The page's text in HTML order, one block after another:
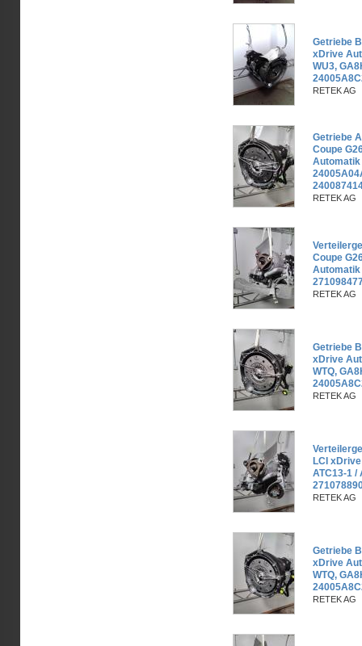
Getriebe
xDrive
WU3,
RETEK AG
Getriebe
Coupe
Automatik
RETEK AG
Coupe
Automatik
RETEK AG
Getriebe
xDrive
WTQ,
RETEK AG
LCI
ATC13-1 /
RETEK AG
Getriebe
xDrive
WTQ,
RETEK AG